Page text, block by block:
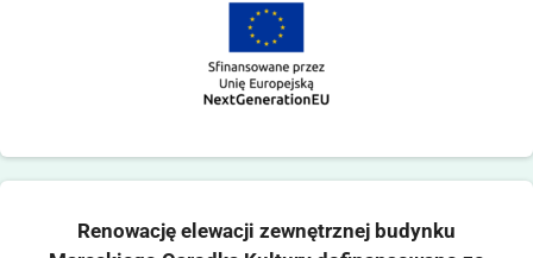
Renowację elewacji zewnętrznej budynku